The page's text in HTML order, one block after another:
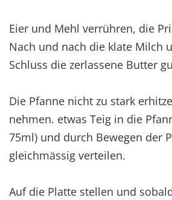
Eier und Mehl verrühren, die
Nach und nach die klate Milch
Schluss die zerlassene Butter
Die Pfanne nicht zu stark
nehmen. etwas Teig in die
75ml) und durch Bewegen der
gleichmässig verteilen.
Auf die Platte stellen und